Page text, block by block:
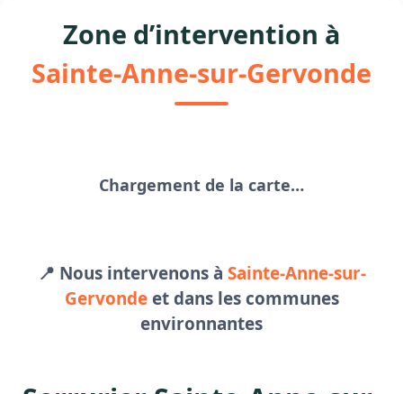
Zone d’intervention à
Sainte-Anne-sur-Gervonde
Chargement de la carte…
📍 Nous intervenons à Sainte-Anne-sur-
Gervondeet dans les communes
environnantes